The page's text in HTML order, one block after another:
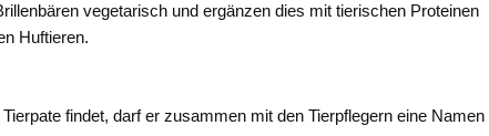
vegetarisch und ergänzen dies mit tierischen Proteinen
Huftieren.
findet, darf er zusammen mit den Tierpflegern eine Namen